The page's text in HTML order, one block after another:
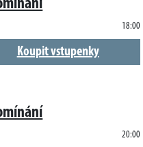
18:00
Koupit vstupenky
20:00